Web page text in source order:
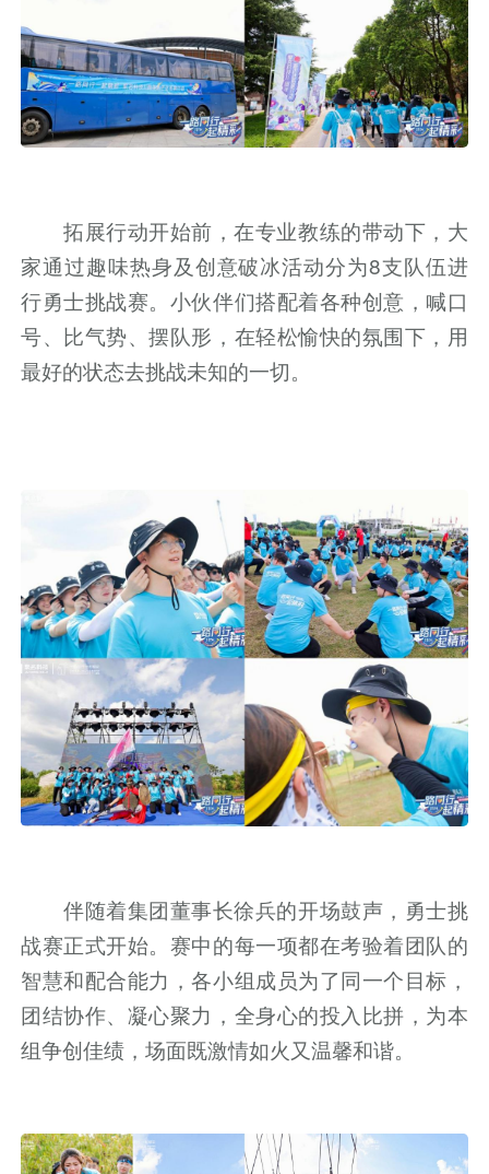
拓展行动开始前，在专业教练的带动下，大
家通过趣味热身及创意破冰活动分为8支队伍进
行勇士挑战赛。小伙伴们搭配着各种创意，喊口
号、比气势、摆队形，在轻松愉快的氛围下，用
最好的状态去挑战未知的一切。
伴随着集团董事长徐兵的开场鼓声，勇士挑
战赛正式开始。赛中的每一项都在考验着团队的
智慧和配合能力，各小组成员为了同一个目标，
团结协作、凝心聚力，全身心的投入比拼，为本
组争创佳绩，场面既激情如火又温馨和谐。